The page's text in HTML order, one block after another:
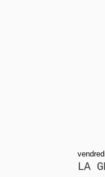
LA